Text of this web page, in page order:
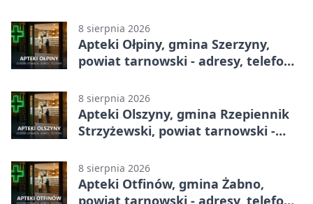
8 sierpnia 2026
Apteki Ołpiny, gmina Szerzyny,
powiat tarnowski - adresy, telefony,
8 sierpnia 2026
Apteki Olszyny, gmina Rzepiennik
Strzyżewski, powiat tarnowski -
8 sierpnia 2026
Apteki Otfinów, gmina Żabno,
powiat tarnowski - adresy, telefony,